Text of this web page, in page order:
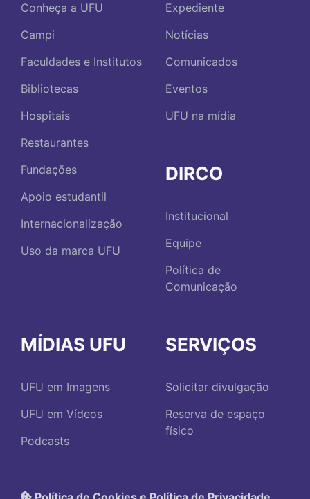
Conheça a UFU
Campi
Faculdades e Institutos
Bibliotecas
Hospitais
Restaurantes
Fundações
Apoio estudantil
Internacionalização
Uso da marca UFU
Expediente
Notícias
Comunicados
Eventos
UFU na mídia
DIRCO
Institucional
Equipe
Política de
Comunicação
MÍDIAS UFU
UFU em Imagens
UFU em Vídeos
Podcasts
SERVIÇOS
Solicitar divulgação
Reserva de espaço
físico
Política de Cookies e Política de Privacidade